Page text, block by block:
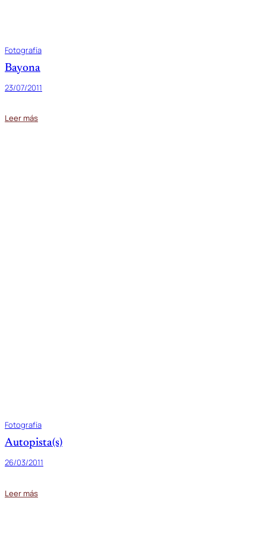
Fotografía
Bayona
23/07/2011
Leer más
Fotografía
Autopista(s)
26/03/2011
Leer más